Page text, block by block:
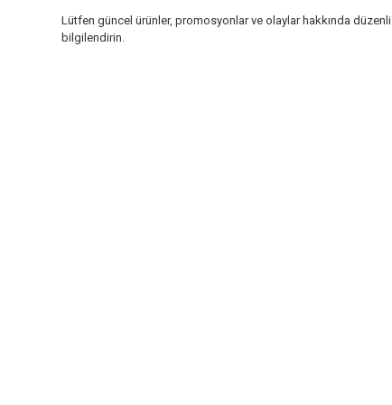
Lütfen güncel ürünler, promosyonlar ve olaylar hakkında düzenli
bilgilendirin.